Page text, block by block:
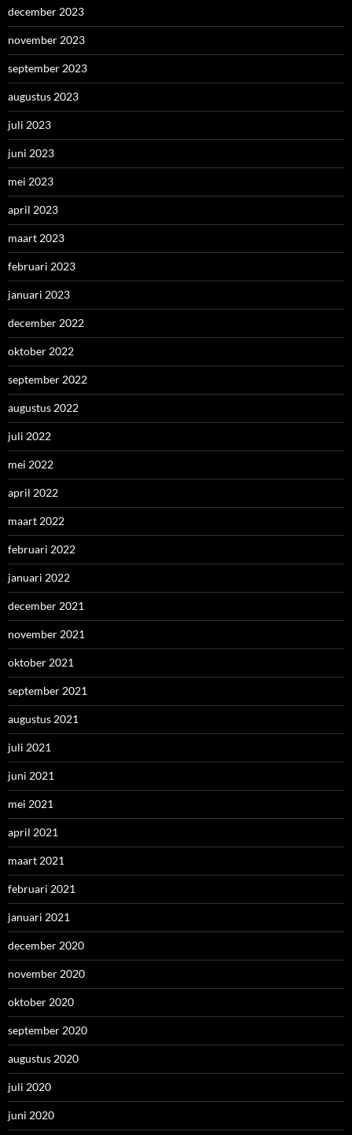
december 2023
november 2023
september 2023
augustus 2023
juli 2023
juni 2023
mei 2023
april 2023
maart 2023
februari 2023
januari 2023
december 2022
oktober 2022
september 2022
augustus 2022
juli 2022
mei 2022
april 2022
maart 2022
februari 2022
januari 2022
december 2021
november 2021
oktober 2021
september 2021
augustus 2021
juli 2021
juni 2021
mei 2021
april 2021
maart 2021
februari 2021
januari 2021
december 2020
november 2020
oktober 2020
september 2020
augustus 2020
juli 2020
juni 2020